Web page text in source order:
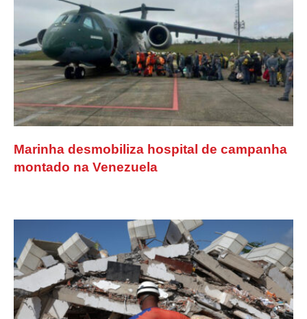
Marinha desmobiliza hospital de campanha
montado na Venezuela